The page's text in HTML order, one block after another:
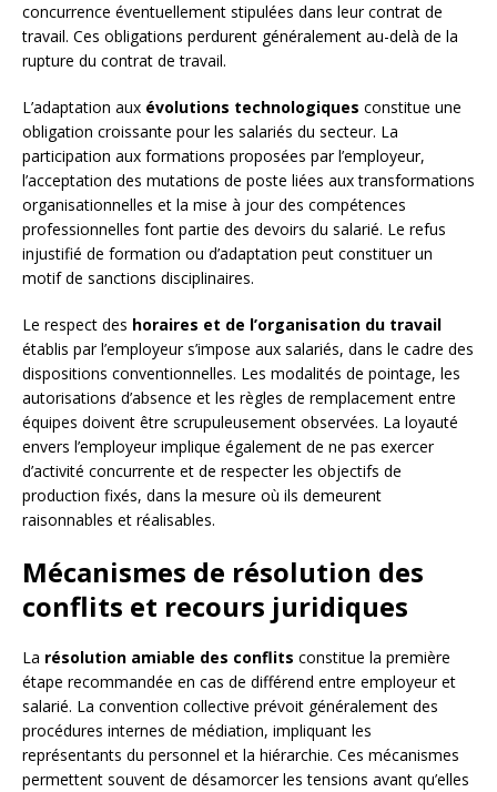
concurrence éventuellement stipulées dans leur contrat de
travail. Ces obligations perdurent généralement au-delà de la
rupture du contrat de travail.
L’adaptation aux évolutions technologiques constitue une
obligation croissante pour les salariés du secteur. La
participation aux formations proposées par l’employeur,
l’acceptation des mutations de poste liées aux transformations
organisationnelles et la mise à jour des compétences
professionnelles font partie des devoirs du salarié. Le refus
injustifié de formation ou d’adaptation peut constituer un
motif de sanctions disciplinaires.
Le respect des horaires et de l’organisation du travail
établis par l’employeur s’impose aux salariés, dans le cadre des
dispositions conventionnelles. Les modalités de pointage, les
autorisations d’absence et les règles de remplacement entre
équipes doivent être scrupuleusement observées. La loyauté
envers l’employeur implique également de ne pas exercer
d’activité concurrente et de respecter les objectifs de
production fixés, dans la mesure où ils demeurent
raisonnables et réalisables.
Mécanismes de résolution des
conflits et recours juridiques
La résolution amiable des conflits constitue la première
étape recommandée en cas de différend entre employeur et
salarié. La convention collective prévoit généralement des
procédures internes de médiation, impliquant les
représentants du personnel et la hiérarchie. Ces mécanismes
permettent souvent de désamorcer les tensions avant qu’elles